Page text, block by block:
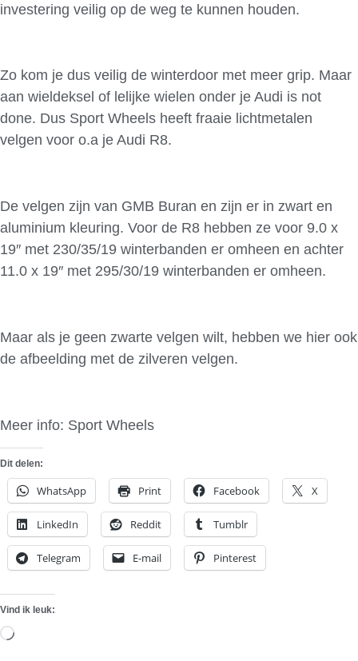
investering veilig op de weg te kunnen houden.
Zo kom je dus veilig de winterdoor met meer grip. Maar
aan wieldeksel of lelijke wielen onder je Audi is not
done. Dus Sport Wheels heeft fraaie lichtmetalen
velgen voor o.a je Audi R8.
De velgen zijn van GMB Buran en zijn er in zwart en
aluminium kleuring. Voor de R8 hebben ze voor 9.0 x
19″ met 230/35/19 winterbanden er omheen en achter
11.0 x 19″ met 295/30/19 winterbanden er omheen.
Maar als je geen zwarte velgen wilt, hebben we hier ook
de afbeelding met de zilveren velgen.
Meer info: Sport Wheels
Dit delen:
WhatsApp Print Facebook X
LinkedIn Reddit Tumblr
Telegram E-mail Pinterest
Vind ik leuk:
Aan